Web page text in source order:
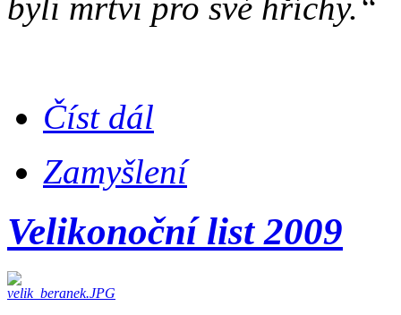
Číst dál
Zamyšlení
Velikonoční list 2009